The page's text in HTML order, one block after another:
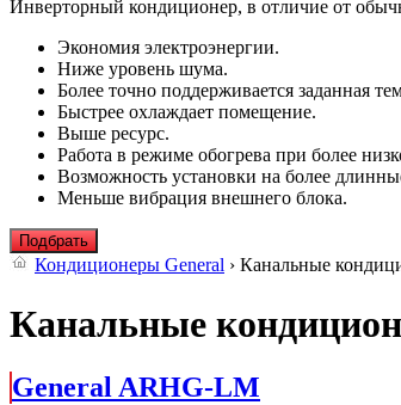
Инверторный кондиционер, в отличие от
Экономия электроэнергии.
Ниже уровень шума.
Более точно поддерживается заданная
Быстрее охлаждает помещение.
Выше ресурс.
Работа в режиме обогрева при более
Возможность установки на более
Меньше вибрация внешнего блока.
Подбрать
Кондиционеры General › Канальные
Канальные
General ARHG-LM